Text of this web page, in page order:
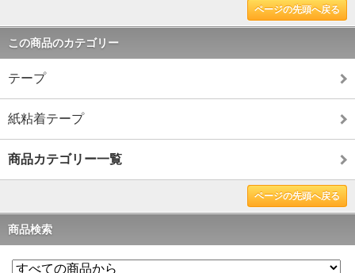
ページの先頭へ戻る
この商品のカテゴリー
テープ
紙粘着テープ
商品カテゴリー一覧
ページの先頭へ戻る
商品検索